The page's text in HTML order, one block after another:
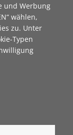
und Werbung
wählen,
zu. Unter
Typen
unsere